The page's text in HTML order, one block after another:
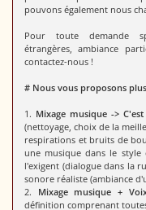
pouvons également nous
Pour toute demande
étrangères, ambiance
contactez-nous !
# Nous vous proposons
1. Mixage musique ->
(nettoyage, choix de la
respirations et bruits de
une musique dans le
l'exigent (dialogue dans la
sonore réaliste (ambiance
2. Mixage musique +
définition comprenant